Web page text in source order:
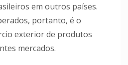
em outros países.
portanto, é o
exterior de produtos
mercados.